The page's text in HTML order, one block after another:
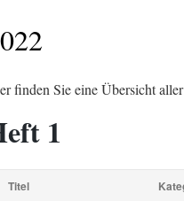
finden Sie eine Übersicht
1
Titel